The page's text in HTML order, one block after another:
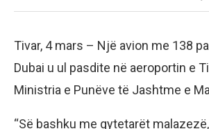
Tivar, 4 mars – Një avion me 138
Dubai u ul pasdite në aeroportin e
Ministria e Punëve të Jashtme e
“Së bashku me qytetarët